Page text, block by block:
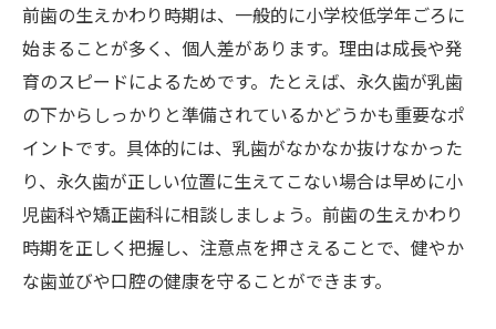
前歯が抜ける時期の個人差と成長のサイン
前歯が抜けた後に気をつけたいケアの基本
千葉県市川市の小児歯科が教える抜け替わ
り対応
安心して前歯の生えかわりを見守る家庭の
工夫
抜けた前歯のトラブル予防と専門家への相
談
前歯の生えかわり時期は、一般的に小学校低学年ごろに
始まることが多く、個人差があります。理由は成長や発
育のスピードによるためです。たとえば、永久歯が乳歯
の下からしっかりと準備されているかどうかも重要なポ
イントです。具体的には、乳歯がなかなか抜けなかった
り、永久歯が正しい位置に生えてこない場合は早めに小
児歯科や矯正歯科に相談しましょう。前歯の生えかわり
時期を正しく把握し、注意点を押さえることで、健やか
な歯並びや口腔の健康を守ることができます。